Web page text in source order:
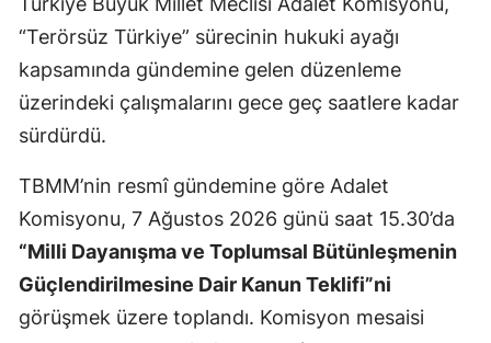
“Terörsüz Türkiye” sürecinin hukuki ayağı
kapsamında gündemine gelen düzenleme
üzerindeki çalışmalarını gece geç saatlere kadar
sürdürdü.
TBMM’nin resmî gündemine göre Adalet
Komisyonu, 7 Ağustos 2026 günü saat 15.30’da
“Milli Dayanışma ve Toplumsal Bütünleşmenin
Güçlendirilmesine Dair Kanun Teklifi”ni
görüşmek üzere toplandı. Komisyon mesaisi